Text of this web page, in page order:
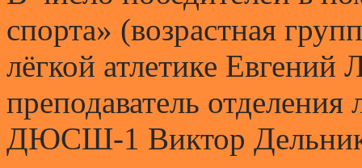
спорта» (возрастная
лёгкой атлетике Евгений
преподаватель
ДЮСШ-1 Виктор